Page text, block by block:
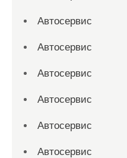
Автосервис
Автосервис
Автосервис
Автосервис
Автосервис
Автосервис